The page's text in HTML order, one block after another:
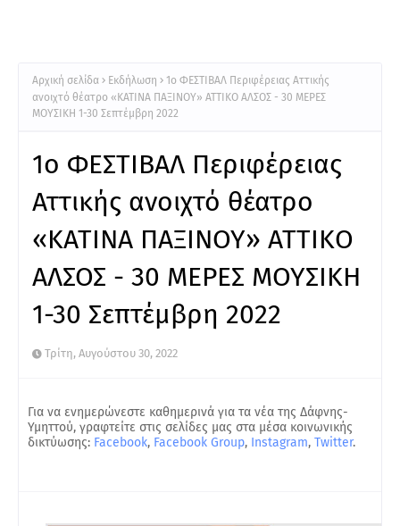
Αρχική σελίδα Εκδήλωση
1ο ΦΕΣΤΙΒΑΛ Περιφέρειας Αττικής
ανοιχτό θέατρο «ΚΑΤΙΝΑ ΠΑΞΙΝΟΥ» ΑΤΤΙΚΟ ΑΛΣΟΣ - 30 ΜΕΡΕΣ
ΜΟΥΣΙΚΗ 1-30 Σεπτέμβρη 2022
1ο ΦΕΣΤΙΒΑΛ Περιφέρειας
Αττικής ανοιχτό θέατρο
«ΚΑΤΙΝΑ ΠΑΞΙΝΟΥ» ΑΤΤΙΚΟ
ΑΛΣΟΣ - 30 ΜΕΡΕΣ ΜΟΥΣΙΚΗ
1-30 Σεπτέμβρη 2022
Τρίτη, Αυγούστου 30, 2022
Για να ενημερώνεστε καθημερινά για τα νέα της Δάφνης-
Υμηττού, γραφτείτε στις σελίδες μας στα μέσα κοινωνικής
δικτύωσης: Facebook, Facebook Group, Instagram, Twitter.